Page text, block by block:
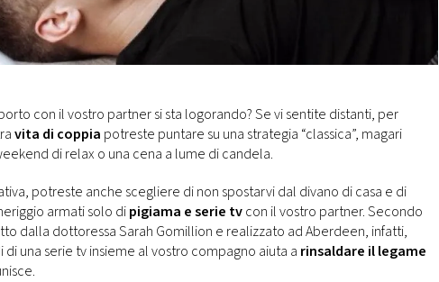
con il vostro partner si sta logorando? Se vi sentite distanti, per
vita di coppia potreste puntare su una strategia “classica”, magari
di relax o una cena a lume di candela.
potreste anche scegliere di non spostarvi dal divano di casa e di
armati solo dipigiama e serie tvcon il vostro partner. Secondo
dalla dottoressa Sarah Gomillion e realizzato ad Aberdeen, infatti,
di una serie tv insieme al vostro compagno aiuta a rinsaldare il legame